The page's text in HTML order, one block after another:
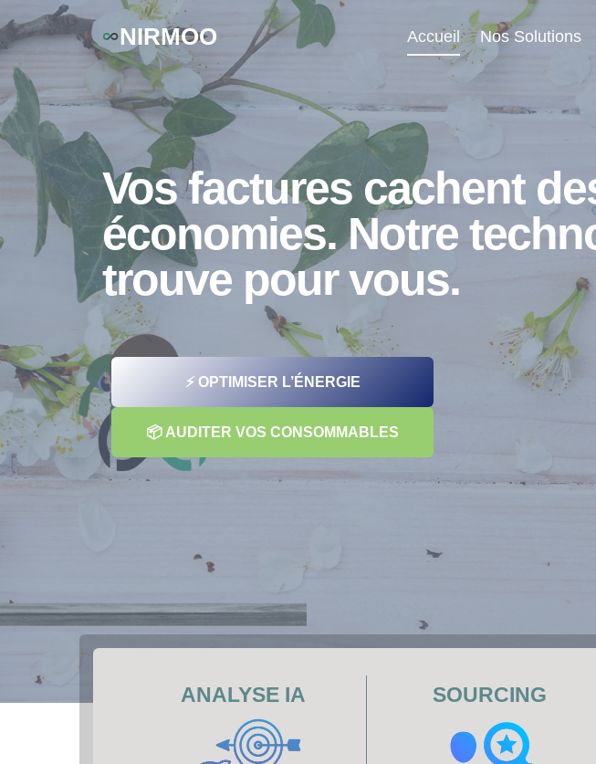
au
contenu
NIRMOO Accueil Nos Solutions
Vos factures cachent
économies. Notre
trouve pour vous.
⚡ OPTIMISER L’ÉNERGIE
📦 AUDITER VOS CONSOMMABLES
ANALYSE IA SOURCING